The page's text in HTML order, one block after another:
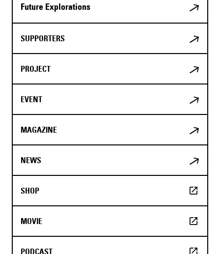
Future Explorations
SUPPORTERS
PROJECT
EVENT
MAGAZINE
NEWS
SHOP
MOVIE
PODCAST